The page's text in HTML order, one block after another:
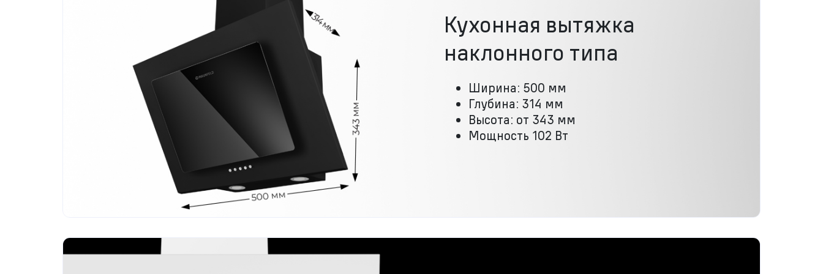
Кухонная вытяжка
наклонного типа
Ширина: 500 мм
Глубина: 314 мм
Высота: от 343 мм
Мощность 102 Вт